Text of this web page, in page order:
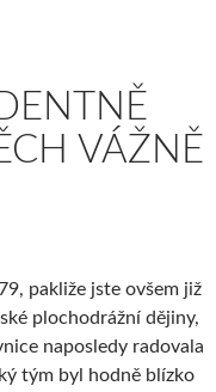
VÁŽNĚ
pakliže jste ovšem již
plochodrážní dějiny,
naposledy radovala
tým byl hodně blízko